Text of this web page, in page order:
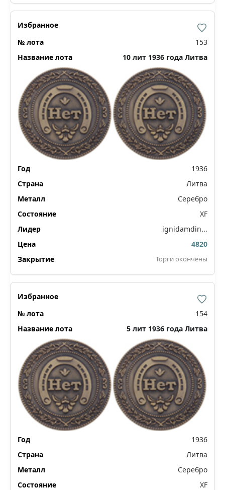
153
10 лит 1936 года Литва
1936
Литва
Серебро
XF
ignidamdin...
4820
Торги окончены
154
5 лит 1936 года Литва
1936
Литва
Серебро
XF